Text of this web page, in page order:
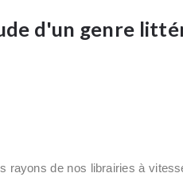
d'un genre
rayons de nos librairies à